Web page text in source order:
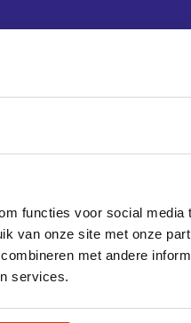
functies voor social media
van onze site met onze
met andere
services.